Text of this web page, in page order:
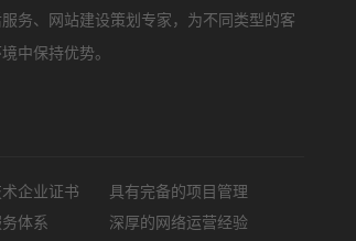
务、网站建设策划专家，为不同类型的客
中保持优势。
企业证书
具有完备的项目管理
体系 深厚的网络运营经验